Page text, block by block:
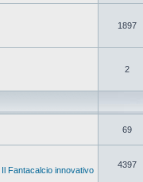
1897
2
69
Il Fantacalcio innovativo
4397